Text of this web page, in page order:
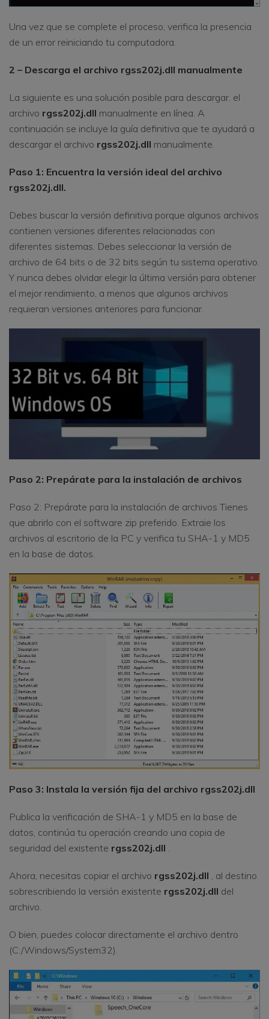
Una vez que se complete el proceso, verifica la presencia
de un error reiniciando tu computadora.
2 – Descarga el archivo rgss202j.dll manualmente
La siguiente es una solución posible para descargar. el
archivo rgss202j.dll manualmente en línea. A
continuación se incluye la guía definitiva que te ayudará a
descargar el archivo rgss202j.dll manualmente.
Paso 1: Encuentra la versión ideal del archivo
rgss202j.dll.
Debes buscar la versión definitiva porque algunos archivos
contienen versiones diferentes relacionadas con
diferentes sistemas. Debes seleccionar la versión de
archivo de 64 bits o de 32 bits según tu sistema operativo.
Y nunca debes olvidar elegir la última versión para obtener
el mejor rendimiento, a menos que algunos archivos
requieran versiones anteriores para funcionar.
Paso 2: Prepárate para la instalación de archivos
Paso 2: Prepárate para la instalación de archivos Tienes
que abrirlo con el software zip preferido. Extraie los
archivos al escritorio de la PC y verifica tu SHA-1 y MD5
en la base de datos.
Paso 3: Instala la versión fija del archivo rgss202j.dll
Publica la verificación de SHA-1 y MD5 en la base de
datos, continúa tu operación creando una copia de
seguridad del existente rgss202j.dll .
Ahora, necesitas copiar el archivo rgss202j.dll , al destino
sobrescribiendo la versión existente rgss202j.dll del
archivo.
O bien, puedes colocar directamente el archivo dentro
(C:/Windows/System32).